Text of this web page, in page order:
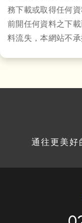
務下載或取得任何
前開任何資料之下
料流失，本網站不承
通往更美好